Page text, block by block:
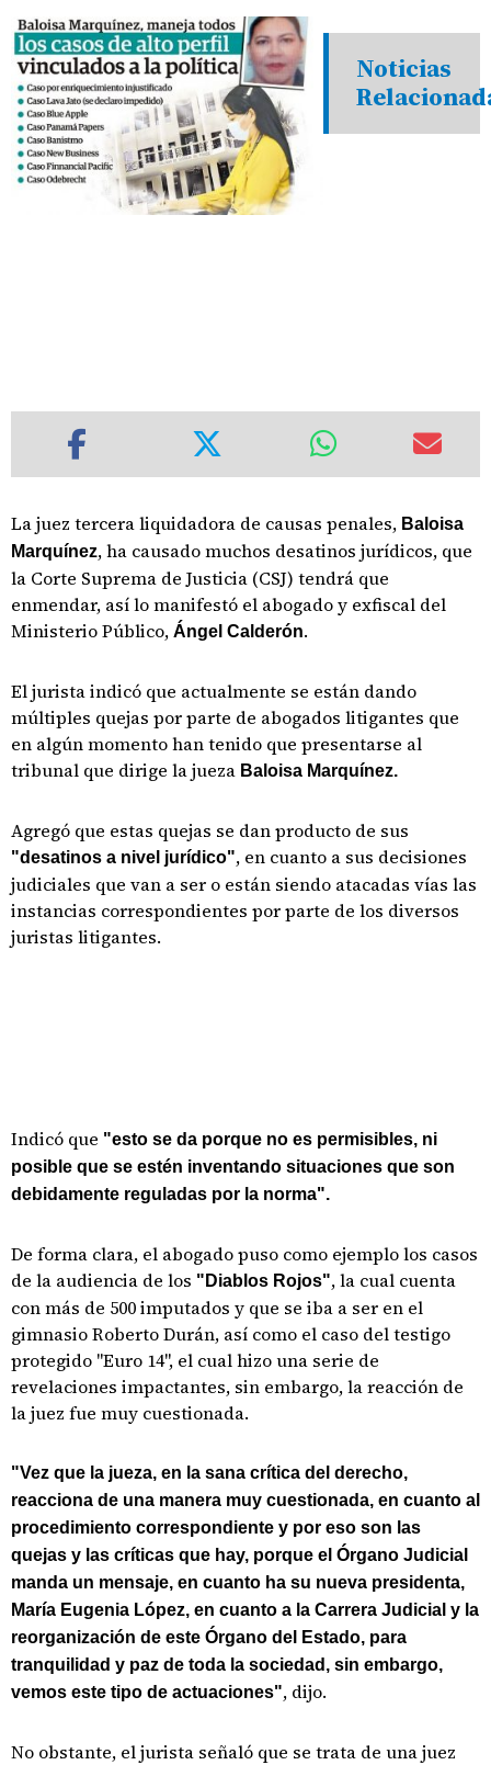
Noticias
La juez tercera liquidadora de causas penales, Baloisa
Marquínez, ha causado muchos desatinos jurídicos, que
la Corte Suprema de Justicia (CSJ) tendrá que
enmendar, así lo manifestó el abogado y exfiscal del
Ministerio Público, Ángel Calderón.
El jurista indicó que actualmente se están dando
múltiples quejas por parte de abogados litigantes que
en algún momento han tenido que presentarse al
tribunal que dirige la jueza Baloisa Marquínez.
Agregó que estas quejas se dan producto de sus
"desatinos a nivel jurídico", en cuanto a sus decisiones
judiciales que van a ser o están siendo atacadas vías las
instancias correspondientes por parte de los diversos
juristas litigantes.
Indicó que "esto se da porque no es permisibles, ni
posible que se estén inventando situaciones que son
debidamente reguladas por la norma".
De forma clara, el abogado puso como ejemplo los casos
de la audiencia de los "Diablos Rojos", la cual cuenta
con más de 500 imputados y que se iba a ser en el
gimnasio Roberto Durán, así como el caso del testigo
protegido "Euro 14", el cual hizo una serie de
revelaciones impactantes, sin embargo, la reacción de
la juez fue muy cuestionada.
"Vez que la jueza, en la sana crítica del derecho,
reacciona de una manera muy cuestionada, en cuanto al
procedimiento correspondiente y por eso son las
quejas y las críticas que hay, porque el Órgano Judicial
manda un mensaje, en cuanto ha su nueva presidenta,
María Eugenia López, en cuanto a la Carrera Judicial y la
reorganización de este Órgano del Estado, para
tranquilidad y paz de toda la sociedad, sin embargo,
vemos este tipo de actuaciones", dijo.
No obstante, el jurista señaló que se trata de una juez